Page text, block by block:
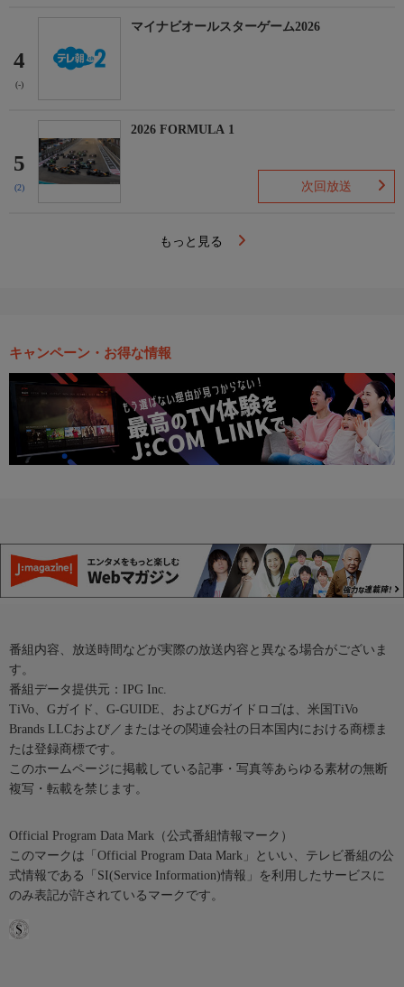
4
(-)
マイナビオールスターゲーム2026
5
(2)
2026 FORMULA 1
次回放送
もっと見る
キャンペーン・お得な情報
番組内容、放送時間などが実際の放送内容と異なる場合がございま
す。
番組データ提供元：IPG Inc.
TiVo、Gガイド、G-GUIDE、およびGガイドロゴは、米国TiVo
Brands LLCおよび／またはその関連会社の日本国内における商標ま
たは登録商標です。
このホームページに掲載している記事・写真等あらゆる素材の無断
複写・転載を禁じます。
Official Program Data Mark（公式番組情報マーク）
このマークは「Official Program Data Mark」といい、テレビ番組の公
式情報である「SI(Service Information)情報」を利用したサービスに
のみ表記が許されているマークです。